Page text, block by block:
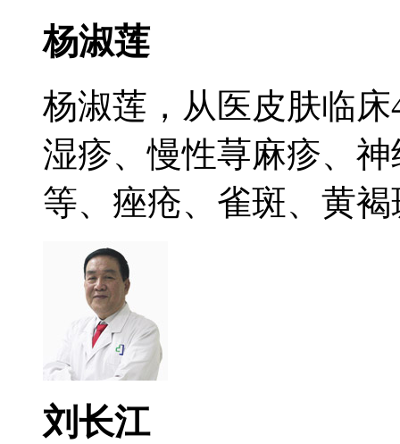
杨淑莲
杨淑莲，从医皮肤临
湿疹、慢性荨麻疹、
等、痤疮、雀斑、黄褐
刘长江